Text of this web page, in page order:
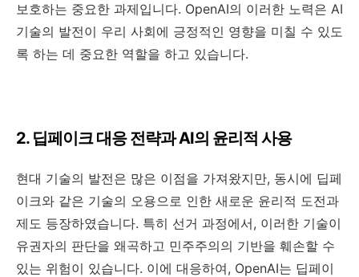
보호하는 중요한 과제입니다. OpenAI의 이러한 노력은 AI
기술의 발전이 우리 사회에 긍정적인 영향을 미칠 수 있도
록 하는 데 중요한 역할을 하고 있습니다.
2. 딥페이크 대응 전략과 AI의 윤리적 사용
현대 기술의 발전은 많은 이점을 가져왔지만, 동시에 딥페
이크와 같은 기술의 오용으로 인한 새로운 윤리적 도전과
제도 등장하였습니다. 특히 선거 과정에서, 이러한 기술이
유권자의 판단을 왜곡하고 민주주의의 기반을 훼손할 수
있는 위험이 있습니다. 이에 대응하여, OpenAI는 딥페이